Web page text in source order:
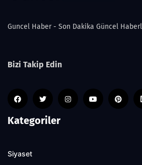
Guncel Haber - Son Dakika Güncel
Bizi Takip Edin
Kategoriler
Siyaset